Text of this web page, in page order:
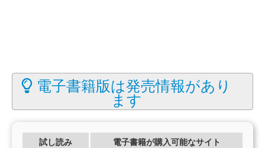
電子書籍版は発売情報があり
ます
試し読み 電子書籍が購入可能なサイト